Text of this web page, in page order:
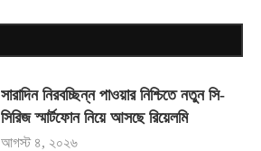
সারাদিন নিরবচ্ছিন্ন পাওয়ার নিশ্চিতে নতুন সি-
সিরিজ স্মার্টফোন নিয়ে আসছে রিয়েলমি
আগস্ট ৪, ২০২৬